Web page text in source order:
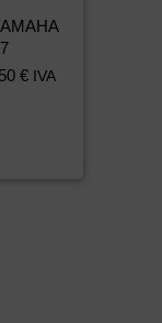
€ IVA